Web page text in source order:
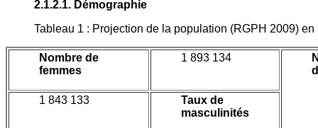
2.1.2.1. Démographie
Tableau 1 : Projection de la population (RGPH 2009) en
Nombre de
femmes
1 893 134
1 843 133
Taux de
masculinités